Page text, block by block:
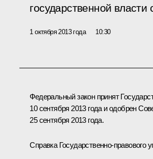
государственной
1 октября 2013 года 10:30
Федеральный закон принят
10 сентября 2013 года и одобрен
25 сентября 2013 года.
Справка Государственно-правового